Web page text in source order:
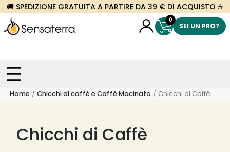
🚚 SPEDIZIONE GRATUITA A PARTIRE DA 39 € DI ACQUISTO ☕
0
SEI UN PRO?
Home Chicchi di caffè e Caffè Macinato Chicchi di Caffè
Chicchi di Caffè